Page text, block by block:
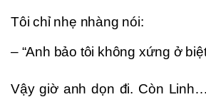
Tôi chỉ nhẹ nhàng nói:
– “Anh bảo tôi không xứng ở
Vậy giờ anh dọn đi. Còn